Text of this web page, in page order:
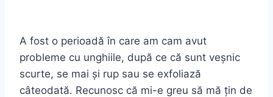
A fost o perioadă în care am cam avut
probleme cu unghiile, după ce că sunt veșnic
scurte, se mai și rup sau se exfoliază
câteodată. Recunosc că mi-e greu să mă țin de